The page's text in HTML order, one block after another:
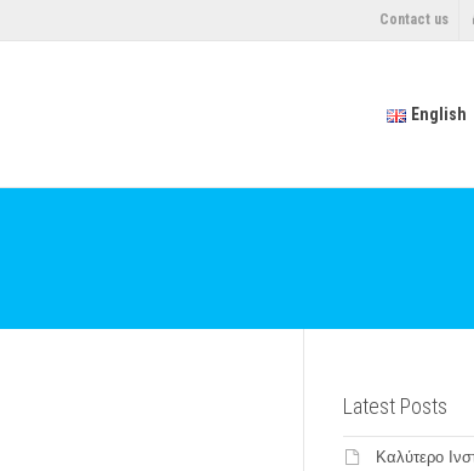
Contact us
English
Latest Posts
Καλύτερο